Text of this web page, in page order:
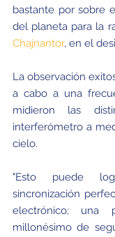
bastante por sobre
del planeta para la
Chajnantor, en el
La observación
a cabo a una
midieron las
interferómetro a
cielo.
"Esto puede
sincronización
electrónico; una
millonésimo de